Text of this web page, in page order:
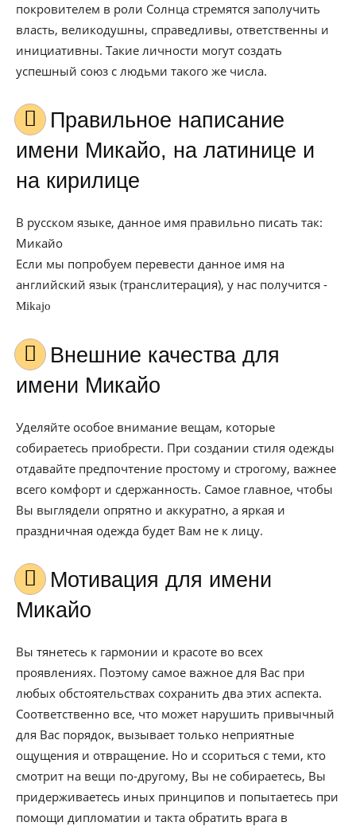
покровителем в роли Солнца стремятся заполучить
власть, великодушны, справедливы, ответственны и
инициативны. Такие личности могут создать
успешный союз с людьми такого же числа.
Правильное написание
имени Микайо, на латинице и
на кирилице
В русском языке, данное имя правильно писать так:
Микайо
Если мы попробуем перевести данное имя на
английский язык (транслитерация), у нас получится -
Mikajo
Внешние качества для
имени Микайо
Уделяйте особое внимание вещам, которые
собираетесь приобрести. При создании стиля одежды
отдавайте предпочтение простому и строгому, важнее
всего комфорт и сдержанность. Самое главное, чтобы
Вы выглядели опрятно и аккуратно, а яркая и
праздничная одежда будет Вам не к лицу.
Мотивация для имени
Микайо
Вы тянетесь к гармонии и красоте во всех
проявлениях. Поэтому самое важное для Вас при
любых обстоятельствах сохранить два этих аспекта.
Соответственно все, что может нарушить привычный
для Вас порядок, вызывает только неприятные
ощущения и отвращение. Но и ссориться с теми, кто
смотрит на вещи по-другому, Вы не собираетесь, Вы
придерживаетесь иных принципов и попытаетесь при
помощи дипломатии и такта обратить врага в